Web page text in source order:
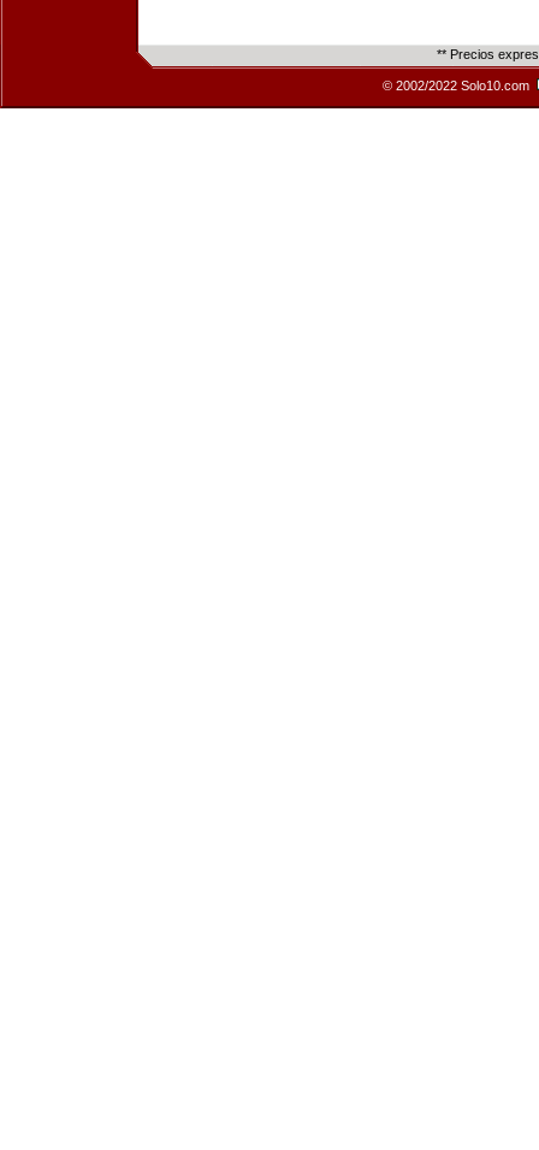
** Precios
© 2002/2022 Solo10.com